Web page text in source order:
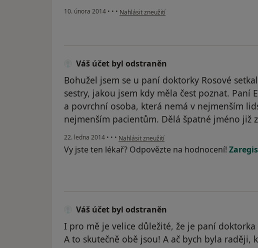
10. února 2014 • • • podle názoru uživatele Váš účet byl odstraněn
Nahlásit zneužití
Váš účet byl odstraněn
Bohužel jsem se u paní doktorky Rosové
sestry, jakou jsem kdy měla čest poznat. Paní
a povrchní osoba, která nemá v nejmenším
nejmenším pacientům. Dělá špatné jméno již
22. ledna 2014 • • • podle názoru uživatele Váš účet byl odstraněn
Nahlásit zneužití
Vy jste ten lékař? Odpovězte na hodnocení!
Váš účet byl odstraněn
I pro mě je velice důležité, že je paní
A to skutečně obě jsou! A ač bych byla raději,